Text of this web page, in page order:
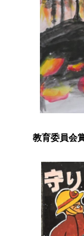
教育委員